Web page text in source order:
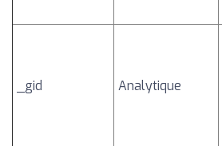
_gid Analytique